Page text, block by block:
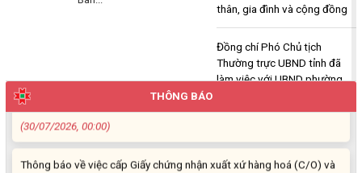
thân, gia đình và cộng đồng
Đồng chí Phó Chủ tịch
Thường trực UBND tỉnh đã
làm việc với UBND phường
phường Buôn Hồ tiếp xúc cử
tri sau kỳ họp thứ hai
THÔNG BÁO
Thông báo về việc niêm yết công khai Dự thảo phương án bồi
thường, hỗ trợ và bảng công khai phương án chi tiết kinh phí bồi
thường, hỗ trợ khi Nhà nước thu hồi đất để thực hiện Dự án: Cải
tạo, nâng cấp đường Nơ Trang Lơng (đoạn từ đường Nguyễn Hiền
đến đường Trần Cảnh)
(30/07/2026, 00:00)
Thông báo về việc cấp Giấy chứng nhận xuất xứ hàng hoá (C/O) và
chấp thuận bằng văn bản cho thương nhân tự chứng nhận xuất xứ